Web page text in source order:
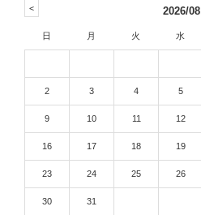
2026/08
日 月 火 水
2 3 4 5
9 10 11 12
16 17 18 19
23 24 25 26
30 31